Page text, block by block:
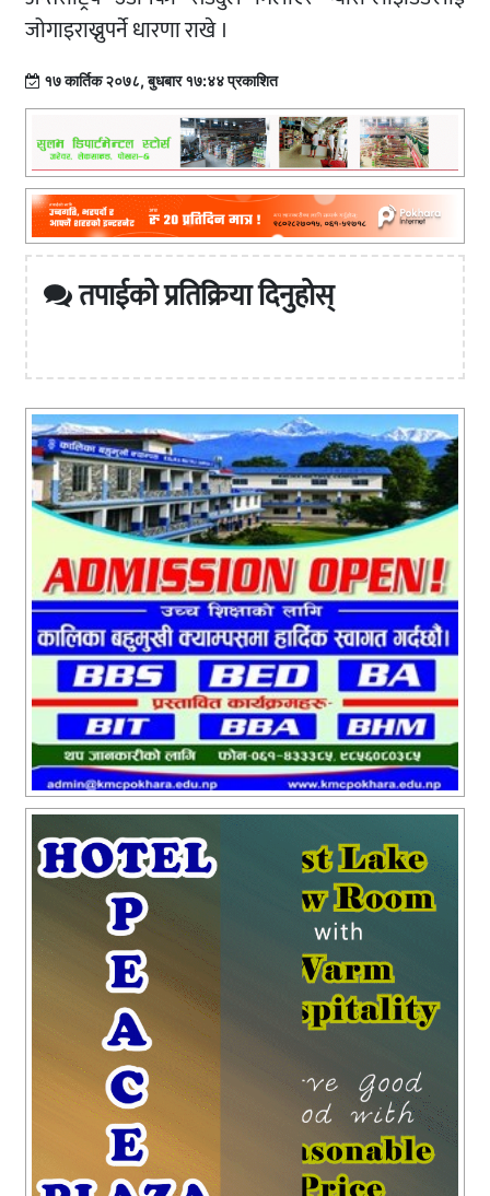
जोगाइराख्नुपर्ने धारणा राखे ।
१७ कार्तिक २०७८, बुधबार १७:४४ प्रकाशित
तपाईको प्रतिक्रिया दिनुहोस्